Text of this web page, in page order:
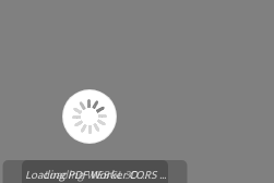
Loading WEBGL 3D ...
Loading PDF Worker CORS ...